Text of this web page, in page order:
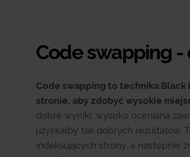
Code swapping -
Code swapping to technika Black
stronie, aby zdobyć wysokie
dobre wyniki, wysoko oceniana
uzyskałby tak dobrych rezultatów.
indeksujących strony, a następnie